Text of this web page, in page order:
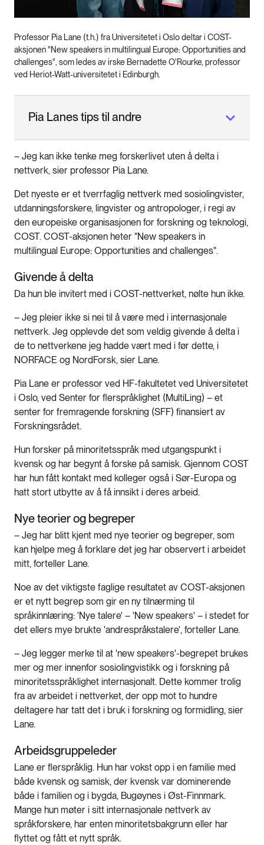
Professor Pia Lane (t.h.) fra Universitetet i Oslo deltar i COST-
aksjonen "New speakers in multilingual Europe: Opportunities and
challenges", som ledes av irske Bernadette O'Rourke, professor
ved Heriot-Watt-universitetet i Edinburgh.
Pia Lanes tips til andre
– Jeg kan ikke tenke meg forskerlivet uten å delta i
nettverk, sier professor Pia Lane.
Det nyeste er et tverrfaglig nettverk med sosiolingvister,
utdanningsforskere, lingvister og antropologer, i regi av
den europeiske organisasjonen for forskning og teknologi,
COST. COST-aksjonen heter "New speakers in
multilingual Europe: Opportunities and challenges".
Givende å delta
Da hun ble invitert med i COST-nettverket, nølte hun ikke.
– Jeg pleier ikke si nei til å være med i internasjonale
nettverk. Jeg opplevde det som veldig givende å delta i
de to nettverkene jeg hadde vært med i før dette, i
NORFACE og NordForsk, sier Lane.
Pia Lane er professor ved HF-fakultetet ved Universitetet
i Oslo, ved Senter for flerspråklighet (MultiLing) – et
senter for fremragende forskning (SFF) finansiert av
Forskningsrådet.
Hun forsker på minoritetsspråk med utgangspunkt i
kvensk og har begynt å forske på samisk. Gjennom COST
har hun fått kontakt med kolleger også i Sør-Europa og
hatt stort utbytte av å få innsikt i deres arbeid.
Nye teorier og begreper
– Jeg har blitt kjent med nye teorier og begreper, som
kan hjelpe meg å forklare det jeg har observert i arbeidet
mitt, forteller Lane.
Noe av det viktigste faglige resultatet av COST-aksjonen
er et nytt begrep som gir en ny tilnærming til
språkinnlæring: 'Nye talere' – 'New speakers' – i stedet for
det ellers mye brukte 'andrespråkstalere', forteller Lane.
– Jeg legger merke til at 'new speakers'-begrepet brukes
mer og mer innenfor sosiolingvistikk og i forskning på
minoritetsspråklighet internasjonalt. Dette kommer trolig
fra av arbeidet i nettverket, der opp mot to hundre
deltagere har tatt det i bruk i forskning og formidling, sier
Lane.
Arbeidsgruppeleder
Lane er flerspråklig. Hun har vokst opp i en familie med
både kvensk og samisk, der kvensk var dominerende
både i familien og i bygda, Bugøynes i Øst-Finnmark.
Mange hun møter i sitt internasjonale nettverk av
språkforskere, har enten minoritetsbakgrunn eller har
flyttet og fått et nytt språk.